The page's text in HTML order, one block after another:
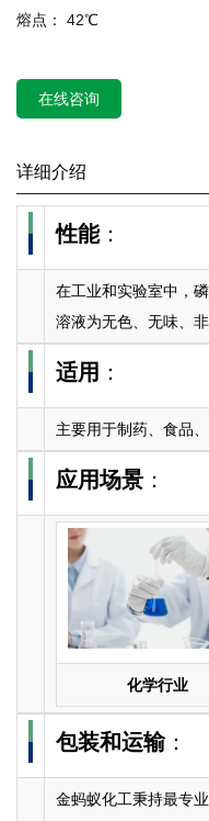
熔点： 42℃
在线咨询
详细介绍
性能：
在工业和实验室中，
溶液为无色、无味、
适用 ：
主要用于制药、食品
应用场景 ：
化学行业
包装和运输：
金蚂蚁化工秉持最专